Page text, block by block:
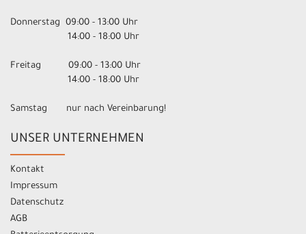
Donnerstag 09:00 - 13:00 Uhr
14:00 - 18:00 Uhr
Freitag 09:00 - 13:00 Uhr
14:00 - 18:00 Uhr
Samstag nur nach Vereinbarung!
UNSER UNTERNEHMEN
Kontakt
Impressum
Datenschutz
AGB